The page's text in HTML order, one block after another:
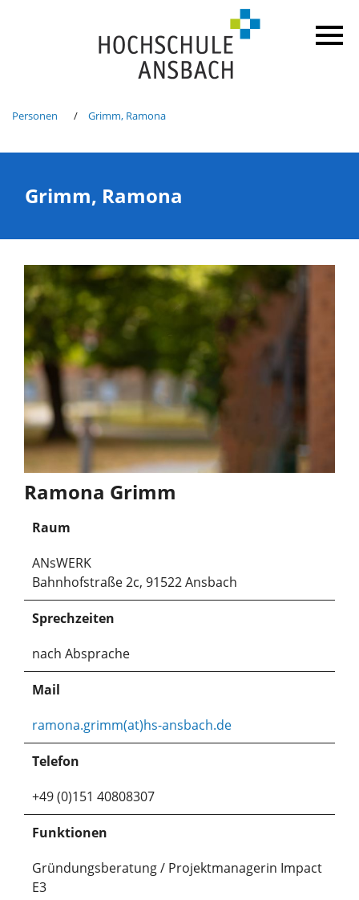
Personen Grimm, Ramona
Grimm, Ramona
Ramona Grimm
Raum
ANsWERK
Bahnhofstraße 2c, 91522 Ansbach
Sprechzeiten
nach Absprache
Mail
ramona.grimm(at)hs-ansbach.de
Telefon
+49 (0)151 40808307
Funktionen
Gründungsberatung / Projektmanagerin Impact
E3